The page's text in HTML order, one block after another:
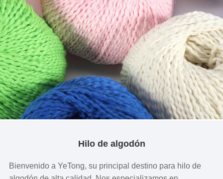
Hilo de algodón
Bienvenido a YeTong, su principal destino para hilo de